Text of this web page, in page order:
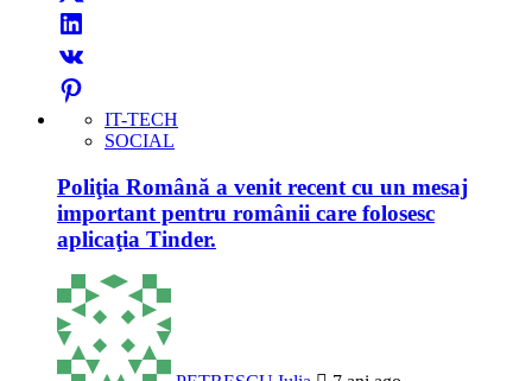
IT-TECH
SOCIAL
Poliţia Română a venit recent cu un mesaj
important pentru românii care folosesc
aplicaţia Tinder.